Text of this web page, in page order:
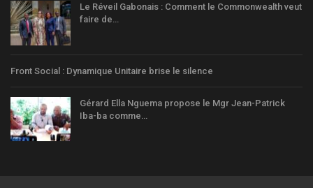
Le Réveil Gabonais : Comment le Commonwealth veut
faire de…
Front Social : Dynamique Unitaire brise le silence
Gérard Ella Nguema propose le Mgr Jean-Patrick
Iba-ba comme…